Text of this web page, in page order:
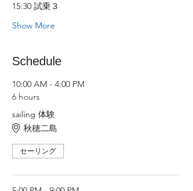
15:30 試乗３
Show More
Schedule
10:00 AM - 4:00 PM
6 hours
sailing 体験
秋穂二島
セーリング